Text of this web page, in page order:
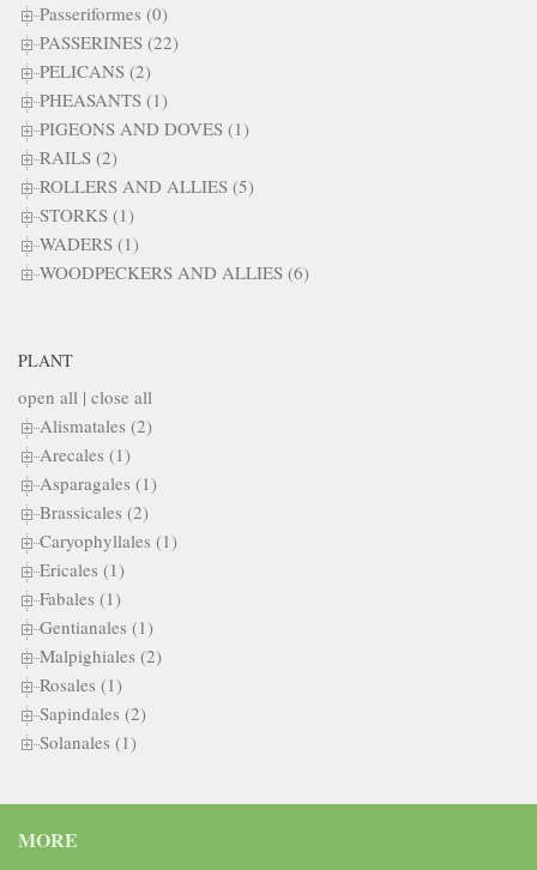
Passeriformes (0)
PASSERINES (22)
PELICANS (2)
PHEASANTS (1)
PIGEONS AND DOVES (1)
RAILS (2)
ROLLERS AND ALLIES (5)
STORKS (1)
WADERS (1)
WOODPECKERS AND ALLIES (6)
PLANT
open all | close all
Alismatales (2)
Arecales (1)
Asparagales (1)
Brassicales (2)
Caryophyllales (1)
Ericales (1)
Fabales (1)
Gentianales (1)
Malpighiales (2)
Rosales (1)
Sapindales (2)
Solanales (1)
MORE